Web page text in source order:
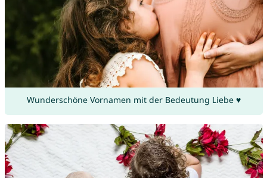
Wunderschöne Vornamen mit der Bedeutung Liebe ♥